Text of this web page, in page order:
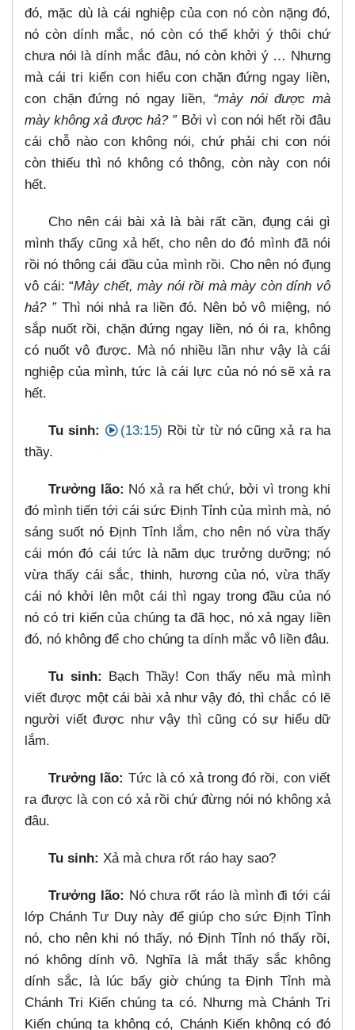
đó, mặc dù là cái nghiệp của con nó còn nặng đó,
nó còn dính mắc, nó còn có thể khởi ý thôi chứ
chưa nói là dính mắc đâu, nó còn khởi ý …​ Nhưng
mà cái tri kiến con hiểu con chặn đứng ngay liền,
con chặn đứng nó ngay liền, “mày nói được mà
mày không xả được hả? ”Bởi vì con nói hết rồi đâu
cái chỗ nào con không nói, chứ phải chi con nói
còn thiếu thì nó không có thông, còn này con nói
hết.
Cho nên cái bài xả là bài rất cần, đụng cái gì
mình thấy cũng xả hết, cho nên do đó mình đã nói
rồi nó thông cái đầu của mình rồi. Cho nên nó đụng
vô cái: “Mày chết, mày nói rồi mà mày còn dính vô
hả? ”Thì nói nhả ra liền đó. Nên bỏ vô miệng, nó
sắp nuốt rồi, chặn đứng ngay liền, nó ói ra, không
có nuốt vô được. Mà nó nhiều lần như vậy là cái
nghiệp của mình, tức là cái lực của nó nó sẽ xả ra
hết.
Tu sinh: (13:15) Rồi từ từ nó cũng xả ra ha
thầy.
Trưởng lão: Nó xả ra hết chứ, bởi vì trong khi
đó mình tiến tới cái sức Định Tỉnh của mình mà, nó
sáng suốt nó Định Tỉnh lắm, cho nên nó vừa thấy
cái món đó cái tức là năm dục trưởng dưỡng; nó
vừa thấy cái sắc, thinh, hương của nó, vừa thấy
cái nó khởi lên một cái thì ngay trong đầu của nó
nó có tri kiến của chúng ta đã học, nó xả ngay liền
đó, nó không để cho chúng ta dính mắc vô liền đâu.
Tu sinh: Bạch Thầy! Con thấy nếu mà mình
viết được một cái bài xả như vậy đó, thì chắc có lẽ
người viết được như vậy thì cũng có sự hiểu dữ
lắm.
Trưởng lão: Tức là có xả trong đó rồi, con viết
ra được là con có xả rồi chứ đừng nói nó không xả
đâu.
Tu sinh: Xả mà chưa rốt ráo hay sao?
Trưởng lão: Nó chưa rốt ráo là mình đi tới cái
lớp Chánh Tư Duy này để giúp cho sức Định Tỉnh
nó, cho nên khi nó thấy, nó Định Tỉnh nó thấy rồi,
nó không dính vô. Nghĩa là mắt thấy sắc không
dính sắc, là lúc bấy giờ chúng ta Định Tỉnh mà
Chánh Tri Kiến chúng ta có. Nhưng mà Chánh Tri
Kiến chúng ta không có, Chánh Kiến không có đó